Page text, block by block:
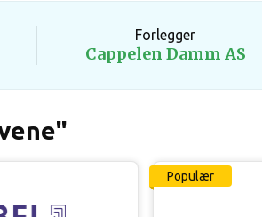
Forlegger
Cappelen Damm AS
Populær